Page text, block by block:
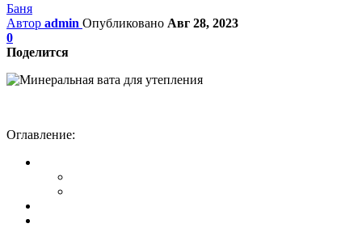
Баня
Автор admin Опубликовано Авг 28, 2023
0
Поделится
Оглавление: